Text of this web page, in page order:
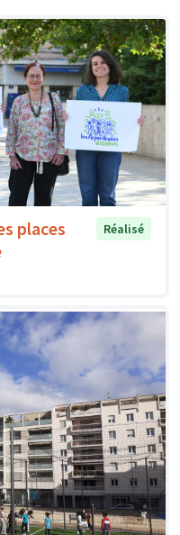
places
Réalisé